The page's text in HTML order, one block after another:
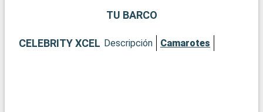
histórico. No se pierda el mercado de la Boquería para probar
Qué visitar en los alrededores
TU BARCO
CELEBRITY XCEL Descripción Camarotes